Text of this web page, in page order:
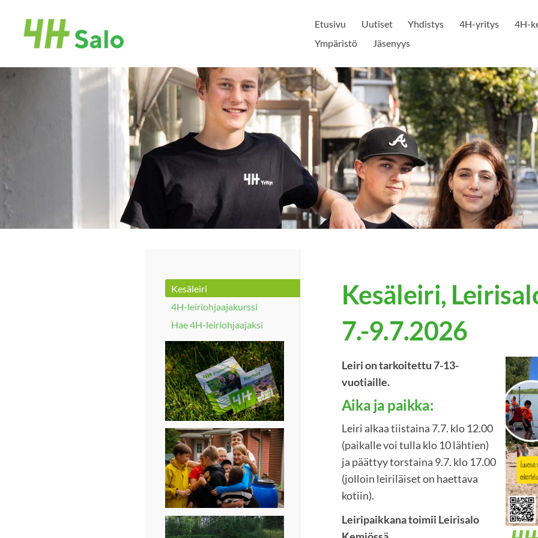
sivun
sisältöön
Salon 4H-yhdistys
Etusivu Uutiset Yhdistys 4H-yritys
4H-
Ympäristö
Jäsenyys
Kesäleiri
4H-leiriohjaajakurssi
Hae 4H-leiriohjaajaksi
Kesäleiri,
7.-9.7.2026
Leiri on tarkoitettu 7-13-
vuotiaille.
Aika ja paikka:
Leiri alkaa tiistaina 7.7. klo 12.00
(paikalle voi tulla klo 10 lähtien)
ja päättyy torstaina 9.7. klo 17.00
(jolloin leiriläiset on haettava
kotiin).
Leiripaikkana toimii Leirisalo